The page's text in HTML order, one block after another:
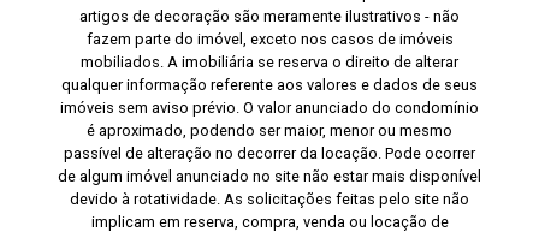
artigos de decoração são meramente ilustrativos - não
fazem parte do imóvel, exceto nos casos de imóveis
mobiliados. A imobiliária se reserva o direito de alterar
qualquer informação referente aos valores e dados de seus
imóveis sem aviso prévio. O valor anunciado do condomínio
é aproximado, podendo ser maior, menor ou mesmo
passível de alteração no decorrer da locação. Pode ocorrer
de algum imóvel anunciado no site não estar mais disponível
devido à rotatividade. As solicitações feitas pelo site não
implicam em reserva, compra, venda ou locação de